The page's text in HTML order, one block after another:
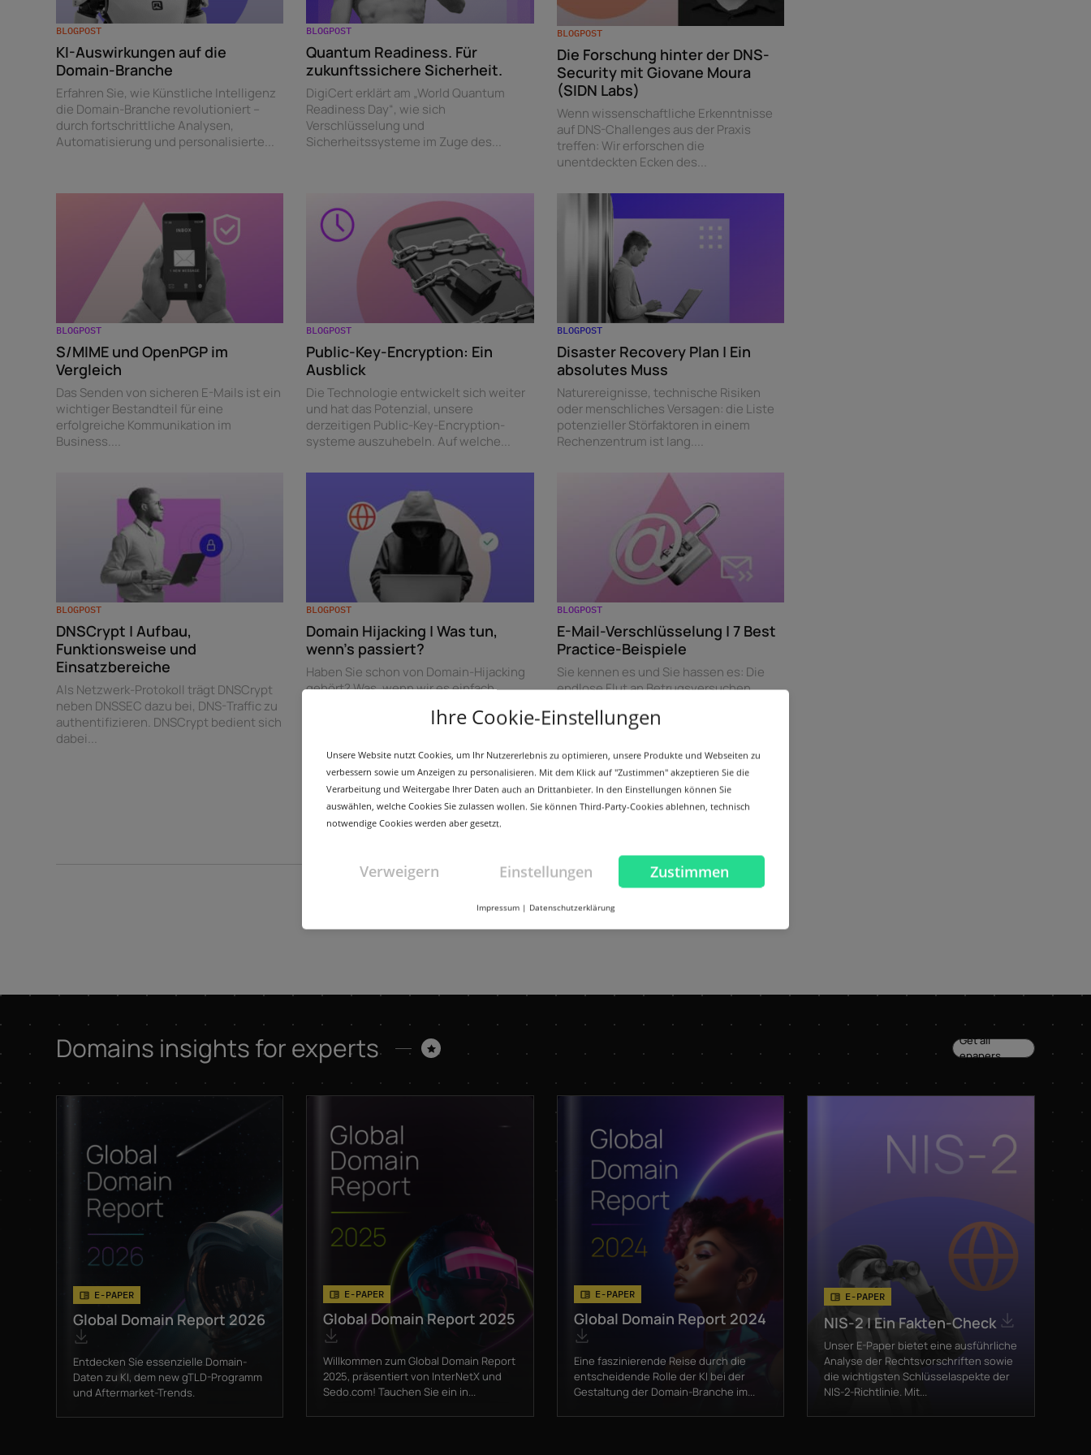
BLOGPOST
KI-Auswirkungen auf die
Domain-Branche
Erfahren Sie, wie Künstliche Intelligenz
die Domain-Branche revolutioniert –
durch fortschrittliche Analysen,
Automatisierung und personalisierte...
BLOGPOST
Quantum Readiness. Für
zukunftssichere Sicherheit.
DigiCert erklärt am „World Quantum
Readiness Day“, wie sich
Verschlüsselung und
Sicherheitssysteme im Zuge des...
BLOGPOST
Die Forschung hinter der DNS-
Security mit Giovane Moura
(SIDN Labs)
Wenn wissenschaftliche Erkenntnisse
auf DNS-Challenges aus der Praxis
treffen: Wir erforschen die
unentdeckten Ecken des...
BLOGPOST
S/MIME und OpenPGP im
Vergleich
Das Senden von sicheren E-Mails ist ein
wichtiger Bestandteil für eine
erfolgreiche Kommunikation im
Business....
BLOGPOST
Public-Key-Encryption: Ein
Ausblick
Die Technologie entwickelt sich weiter
und hat das Potenzial, unsere
derzeitigen Public-Key-Encryption-
systeme auszuhebeln. Auf welche...
BLOGPOST
Disaster Recovery Plan | Ein
absolutes Muss
Naturereignisse, technische Risiken
oder menschliches Versagen: die Liste
potenzieller Störfaktoren in einem
Rechenzentrum ist lang....
BLOGPOST
DNSCrypt | Aufbau,
Funktionsweise und
Einsatzbereiche
Als Netzwerk-Protokoll trägt DNSCrypt
neben DNSSEC dazu bei, DNS-Traffic zu
authentifizieren. DNSCrypt bedient sich
dabei...
BLOGPOST
Domain Hijacking | Was tun,
wenn’s passiert?
Haben Sie schon von Domain-Hijacking
gehört? Was, wenn wir es einfach
BLOGPOST
E-Mail-Verschlüsselung | 7 Best
Practice-Beispiele
Sie kennen es und Sie hassen es: Die
endlose Flut an Betrugsversuchen,
Mehr
Domains insights for experts
Get all
epapers
E-PAPER
Global Domain Report 2026
Entdecken Sie essenzielle Domain-
Daten zu KI, dem new gTLD-Programm
und Aftermarket-Trends.
E-PAPER
Global Domain Report 2025
Willkommen zum Global Domain Report
2025, präsentiert von InterNetX und
Sedo.com! Tauchen Sie ein in...
E-PAPER
Global Domain Report 2024
Eine faszinierende Reise durch die
entscheidende Rolle der KI bei der
Gestaltung der Domain-Branche im...
E-PAPER
NIS-2 | Ein Fakten-Check
Unser E-Paper bietet eine ausführliche
Analyse der Rechtsvorschriften sowie
die wichtigsten Schlüsselaspekte der
NIS-2-Richtlinie. Mit...
Ihre Cookie-Einstellungen
Unsere Website nutzt Cookies, um Ihr Nutzererlebnis zu optimieren, unsere Produkte und Webseiten zu
verbessern sowie um Anzeigen zu personalisieren. Mit dem Klick auf "Zustimmen" akzeptieren Sie die
Verarbeitung und Weitergabe Ihrer Daten auch an Drittanbieter. In den Einstellungen können Sie
auswählen, welche Cookies Sie zulassen wollen. Sie können Third-Party-Cookies ablehnen, technisch
notwendige Cookies werden aber gesetzt.
Zustimmen
Verweigern Einstellungen
Impressum | Datenschutzerklärung